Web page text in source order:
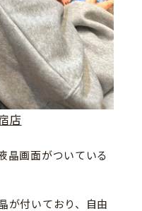
店
晶画面がついている
が付いており、自由